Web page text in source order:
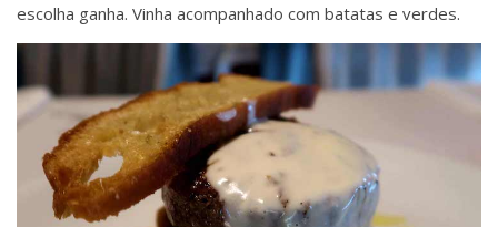
escolha ganha. Vinha acompanhado com batatas e verdes.